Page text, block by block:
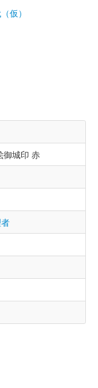
御城印 赤